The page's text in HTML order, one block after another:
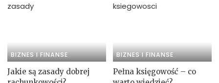
BIZNES I FINANSE
Jakie są zasady dobrej
BIZNES I FINANSE
Pełna księgowość – co